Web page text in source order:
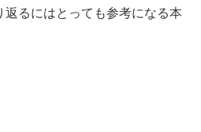
るにはとっても参考になる本